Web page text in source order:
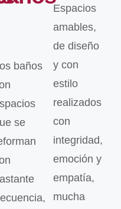
baños
se
Espacios
amables,
de diseño
y con
estilo
realizados
con
integridad,
emoción y
empatía,
mucha